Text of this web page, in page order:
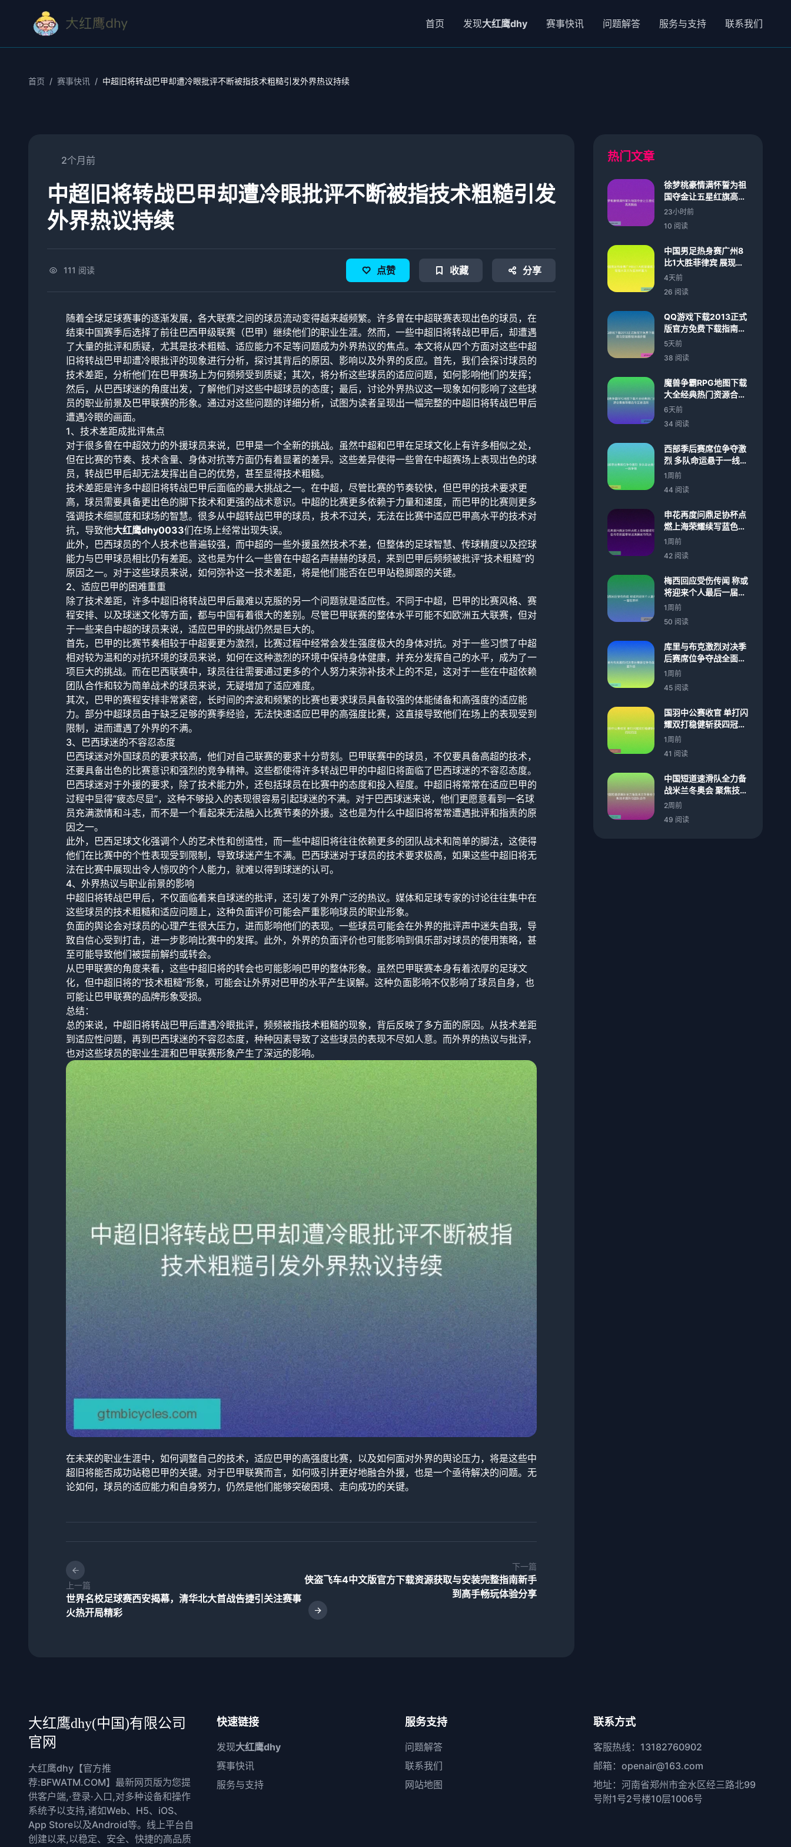
首页 发现大红鹰dhy 赛事快讯 问题解答 服务与支持 联系我们
首页 / 赛事快讯 / 中超旧将转战巴甲却遭冷眼批评不断被指技术粗糙引发外界热议持续
2个月前
中超旧将转战巴甲却遭冷眼批评不断被指技术粗糙引发
外界热议持续
111 阅读 点赞 收藏 分享
随着全球足球赛事的逐渐发展，各大联赛之间的球员流动变得越来越频繁。许多曾在中超联赛表现出色的球员，在
结束中国赛季后选择了前往巴西甲级联赛（巴甲）继续他们的职业生涯。然而，一些中超旧将转战巴甲后，却遭遇
了大量的批评和质疑，尤其是技术粗糙、适应能力不足等问题成为外界热议的焦点。本文将从四个方面对这些中超
旧将转战巴甲却遭冷眼批评的现象进行分析，探讨其背后的原因、影响以及外界的反应。首先，我们会探讨球员的
技术差距，分析他们在巴甲赛场上为何频频受到质疑；其次，将分析这些球员的适应问题，如何影响他们的发挥；
然后，从巴西球迷的角度出发，了解他们对这些中超球员的态度；最后，讨论外界热议这一现象如何影响了这些球
员的职业前景及巴甲联赛的形象。通过对这些问题的详细分析，试图为读者呈现出一幅完整的中超旧将转战巴甲后
遭遇冷眼的画面。
1、技术差距成批评焦点
对于很多曾在中超效力的外援球员来说，巴甲是一个全新的挑战。虽然中超和巴甲在足球文化上有许多相似之处，
但在比赛的节奏、技术含量、身体对抗等方面仍有着显著的差异。这些差异使得一些曾在中超赛场上表现出色的球
员，转战巴甲后却无法发挥出自己的优势，甚至显得技术粗糙。
技术差距是许多中超旧将转战巴甲后面临的最大挑战之一。在中超，尽管比赛的节奏较快，但巴甲的技术要求更
高，球员需要具备更出色的脚下技术和更强的战术意识。中超的比赛更多依赖于力量和速度，而巴甲的比赛则更多
强调技术细腻度和球场的智慧。很多从中超转战巴甲的球员，技术不过关，无法在比赛中适应巴甲高水平的技术对
抗，导致他大红鹰dhy0033们在场上经常出现失误。
此外，巴西球员的个人技术也普遍较强，而中超的一些外援虽然技术不差，但整体的足球智慧、传球精度以及控球
能力与巴甲球员相比仍有差距。这也是为什么一些曾在中超名声赫赫的球员，来到巴甲后频频被批评“技术粗糙”的
原因之一。对于这些球员来说，如何弥补这一技术差距，将是他们能否在巴甲站稳脚跟的关键。
2、适应巴甲的困难重重
除了技术差距，许多中超旧将转战巴甲后最难以克服的另一个问题就是适应性。不同于中超，巴甲的比赛风格、赛
程安排、以及球迷文化等方面，都与中国有着很大的差别。尽管巴甲联赛的整体水平可能不如欧洲五大联赛，但对
于一些来自中超的球员来说，适应巴甲的挑战仍然是巨大的。
首先，巴甲的比赛节奏相较于中超要更为激烈，比赛过程中经常会发生强度极大的身体对抗。对于一些习惯了中超
相对较为温和的对抗环境的球员来说，如何在这种激烈的环境中保持身体健康，并充分发挥自己的水平，成为了一
项巨大的挑战。而在巴西联赛中，球员往往需要通过更多的个人努力来弥补技术上的不足，这对于一些在中超依赖
团队合作和较为简单战术的球员来说，无疑增加了适应难度。
其次，巴甲的赛程安排非常紧密，长时间的奔波和频繁的比赛也要求球员具备较强的体能储备和高强度的适应能
力。部分中超球员由于缺乏足够的赛季经验，无法快速适应巴甲的高强度比赛，这直接导致他们在场上的表现受到
限制，进而遭遇了外界的不满。
3、巴西球迷的不容忍态度
巴西球迷对外国球员的要求较高，他们对自己联赛的要求十分苛刻。巴甲联赛中的球员，不仅要具备高超的技术，
还要具备出色的比赛意识和强烈的竞争精神。这些都使得许多转战巴甲的中超旧将面临了巴西球迷的不容忍态度。
巴西球迷对于外援的要求，除了技术能力外，还包括球员在比赛中的态度和投入程度。中超旧将常常在适应巴甲的
过程中显得“疲态尽显”，这种不够投入的表现很容易引起球迷的不满。对于巴西球迷来说，他们更愿意看到一名球
员充满激情和斗志，而不是一个看起来无法融入比赛节奏的外援。这也是为什么中超旧将常常遭遇批评和指责的原
因之一。
此外，巴西足球文化强调个人的艺术性和创造性，而一些中超旧将往往依赖更多的团队战术和简单的脚法，这使得
他们在比赛中的个性表现受到限制，导致球迷产生不满。巴西球迷对于球员的技术要求极高，如果这些中超旧将无
法在比赛中展现出令人惊叹的个人能力，就难以得到球迷的认可。
4、外界热议与职业前景的影响
中超旧将转战巴甲后，不仅面临着来自球迷的批评，还引发了外界广泛的热议。媒体和足球专家的讨论往往集中在
这些球员的技术粗糙和适应问题上，这种负面评价可能会严重影响球员的职业形象。
负面的舆论会对球员的心理产生很大压力，进而影响他们的表现。一些球员可能会在外界的批评声中迷失自我，导
致自信心受到打击，进一步影响比赛中的发挥。此外，外界的负面评价也可能影响到俱乐部对球员的使用策略，甚
至可能导致他们被提前解约或转会。
从巴甲联赛的角度来看，这些中超旧将的转会也可能影响巴甲的整体形象。虽然巴甲联赛本身有着浓厚的足球文
化，但中超旧将的“技术粗糙”形象，可能会让外界对巴甲的水平产生误解。这种负面影响不仅影响了球员自身，也
可能让巴甲联赛的品牌形象受损。
总结：
总的来说，中超旧将转战巴甲后遭遇冷眼批评，频频被指技术粗糙的现象，背后反映了多方面的原因。从技术差距
到适应性问题，再到巴西球迷的不容忍态度，种种因素导致了这些球员的表现不尽如人意。而外界的热议与批评，
也对这些球员的职业生涯和巴甲联赛形象产生了深远的影响。
在未来的职业生涯中，如何调整自己的技术，适应巴甲的高强度比赛，以及如何面对外界的舆论压力，将是这些中
超旧将能否成功站稳巴甲的关键。对于巴甲联赛而言，如何吸引并更好地融合外援，也是一个亟待解决的问题。无
论如何，球员的适应能力和自身努力，仍然是他们能够突破困境、走向成功的关键。
上一篇
世界名校足球赛西安揭幕，清华北大首战告捷引关注赛事
火热开局精彩
下一篇
侠盗飞车4中文版官方下载资源获取与安装完整指南新手
到高手畅玩体验分享
热门文章
徐梦桃豪情满怀誓为祖
国夺金让五星红旗高高
飘扬
23小时前
10 阅读
中国男足热身赛广州8
比1大胜菲律宾 展现强
大实力为亚洲杯蓄力
4天前
26 阅读
QQ游戏下载2013正式
版官方免费下载指南与
安装教程详细步骤
5天前
38 阅读
魔兽争霸RPG地图下载
大全经典热门资源合集
推荐精品专区首选网
6天前
34 阅读
西部季后赛席位争夺激
烈 多队命运悬于一线争
锋
1周前
44 阅读
申花再度问鼎足协杯点
燃上海荣耀续写蓝色传
奇新篇章球迷沸腾城市
同庆
1周前
42 阅读
梅西回应受伤传闻 称或
将迎来个人最后一届世
界杯
1周前
50 阅读
库里与布克激烈对决季
后赛席位争夺战全面升
级
1周前
45 阅读
国羽中公赛收官 单打闪
耀双打稳健斩获四冠四
亚
1周前
41 阅读
中国短道速滑队全力备
战米兰冬奥会 聚焦技术
提升与团队合作
2周前
49 阅读
大红鹰dhy(中国)有限公司
官网
大红鹰dhy【官方推
荐:BFWATM.COM】最新网页版为您提
供客户端,·登录·入口,对多种设备和操作
系统予以支持,诸如Web、H5、iOS、
App Store以及Android等。线上平台自
创建以来,以稳定、安全、快捷的高品质
快速链接
发现大红鹰dhy
赛事快讯
服务与支持
服务支持
问题解答
联系我们
网站地图
联系方式
客服热线：13182760902
邮箱：openair@163.com
地址：河南省郑州市金水区经三路北99
号附1号2号楼10层1006号